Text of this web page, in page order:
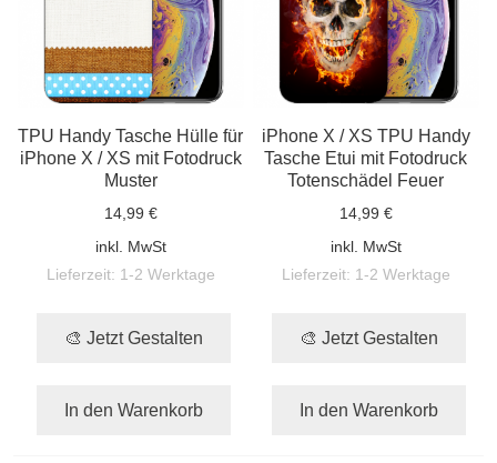
TPU Handy Tasche Hülle für
iPhone X / XS mit Fotodruck
Muster
14,99 €
inkl. MwSt
Lieferzeit: 1-2 Werktage
🎨 Jetzt Gestalten
In den Warenkorb
iPhone X / XS TPU Handy
Tasche Etui mit Fotodruck
Totenschädel Feuer
14,99 €
inkl. MwSt
Lieferzeit: 1-2 Werktage
🎨 Jetzt Gestalten
In den Warenkorb